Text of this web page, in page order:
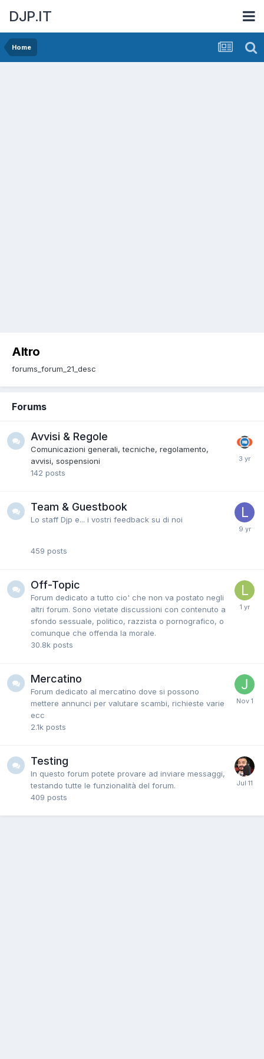
DJP.IT
Home
Altro
forums_forum_21_desc
Forums
Avvisi & Regole
Comunicazioni generali, tecniche, regolamento,
avvisi, sospensioni
142 posts
Team & Guestbook
Lo staff Djp e... i vostri feedback su di noi
459 posts
Off-Topic
Forum dedicato a tutto cio' che non va postato negli
altri forum. Sono vietate discussioni con contenuto a
sfondo sessuale, politico, razzista o pornografico, o
comunque che offenda la morale.
30.8k posts
Mercatino
Forum dedicato al mercatino dove si possono
mettere annunci per valutare scambi, richieste varie
ecc
2.1k posts
Testing
In questo forum potete provare ad inviare messaggi,
testando tutte le funzionalità del forum.
409 posts